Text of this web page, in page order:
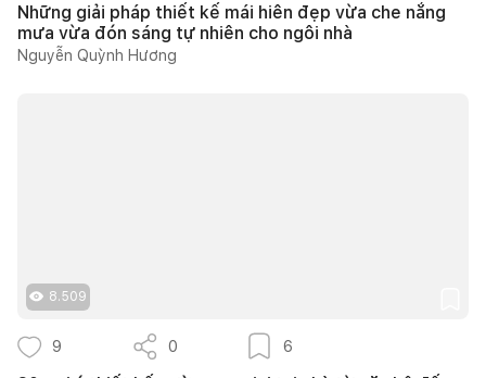
Những giải pháp thiết kế mái hiên đẹp vừa che nắng
mưa vừa đón sáng tự nhiên cho ngôi nhà
Nguyễn Quỳnh Hương
8.509
9 0 6